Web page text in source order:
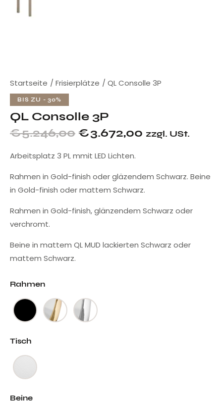
Startseite Frisierplätze QL Consolle 3P
BIS ZU - 30%
QL Consolle 3P
€5.246,00 €3.672,00 zzgl. USt.
Arbeitsplatz 3 PL mmit LED Lichten.
Rahmen in Gold-finish oder gläzendem Schwarz. Beine
in Gold-finish oder mattem Schwarz.
Rahmen in Gold-finish, glänzendem Schwarz oder
verchromt.
Beine in mattem QL MUD lackierten Schwarz oder
mattem Schwarz.
Rahmen
Tisch
Beine